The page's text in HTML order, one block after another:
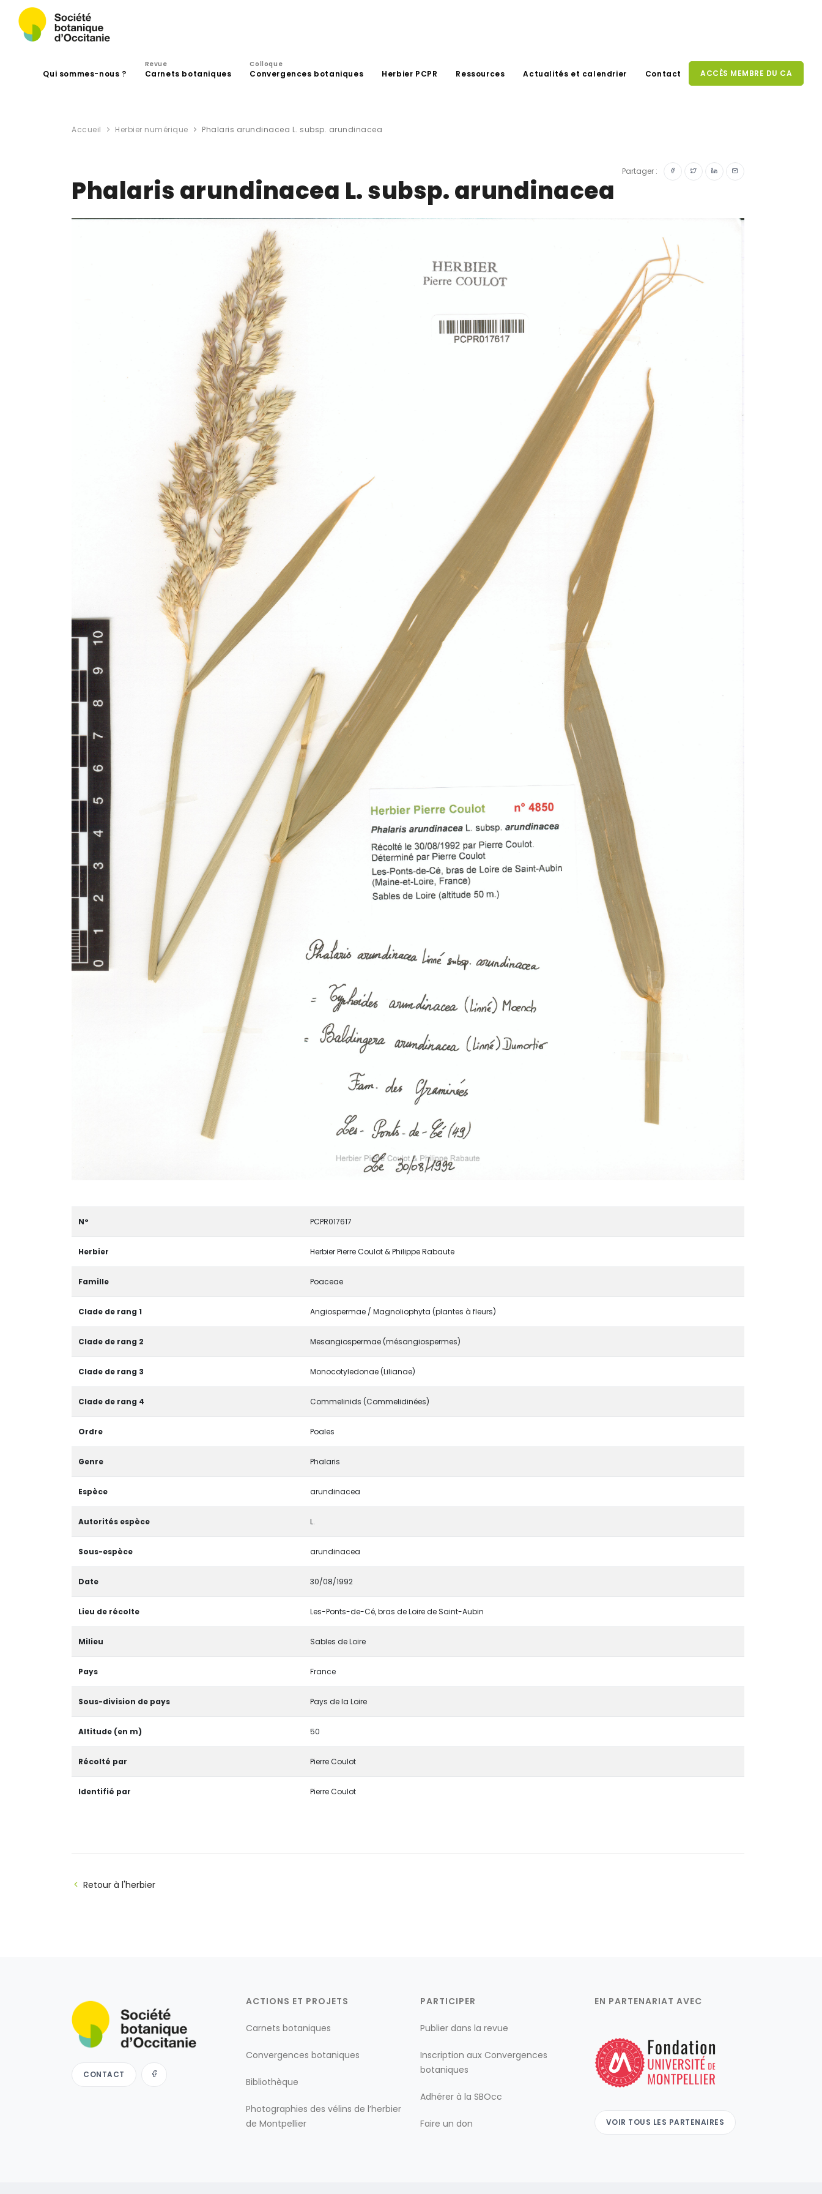
Qui sommes-nous ?
Revue
Carnets botaniques
Colloque
Convergences botaniques Herbier PCPR Ressources Actualités et calendrier Contact ACCÈS MEMBRE DU CA
Accueil Herbier numérique Phalaris arundinacea L. subsp. arundinacea
Partager :
Phalaris arundinacea L. subsp. arundinacea
N° PCPR017617
Herbier Herbier Pierre Coulot & Philippe Rabaute
Famille Poaceae
Clade de rang 1 Angiospermae / Magnoliophyta (plantes à fleurs)
Clade de rang 2 Mesangiospermae (mésangiospermes)
Clade de rang 3 Monocotyledonae (Lilianae)
Clade de rang 4 Commelinids (Commelidinées)
Ordre Poales
Genre Phalaris
Espèce arundinacea
Autorités espèce L.
Sous-espèce arundinacea
Date 30/08/1992
Lieu de récolte Les-Ponts-de-Cé, bras de Loire de Saint-Aubin
Milieu Sables de Loire
Pays France
Sous-division de pays Pays de la Loire
Altitude (en m) 50
Récolté par Pierre Coulot
Identifié par Pierre Coulot
Retour à l'herbier
CONTACT
ACTIONS ET PROJETS
Carnets botaniques
Convergences botaniques
Bibliothèque
Photographies des vélins de l’herbier
de Montpellier
PARTICIPER
Publier dans la revue
Inscription aux Convergences
botaniques
Adhérer à la SBOcc
Faire un don
EN PARTENARIAT AVEC
VOIR TOUS LES PARTENAIRES